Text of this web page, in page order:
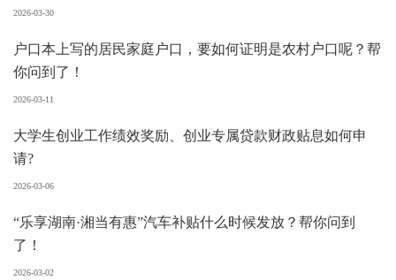
2026-03-30
户口本上写的居民家庭户口，要如何证明是农村户口呢？帮
你问到了！
2026-03-11
大学生创业工作绩效奖励、创业专属贷款财政贴息如何申
请?
2026-03-06
“乐享湖南·湘当有惠”汽车补贴什么时候发放？帮你问到
了！
2026-03-02